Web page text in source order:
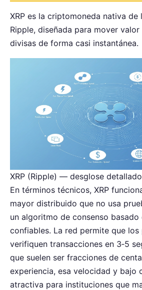
XRP es la criptomoneda nativa de
Ripple, diseñada para mover
divisas de forma casi instantánea.
XRP (Ripple) — desglose detallado
En términos técnicos, XRP
mayor distribuido que no usa
un algoritmo de consenso basado
confiables. La red permite que
verifiquen transacciones en 3‑5
que suelen ser fracciones de
experiencia, esa velocidad y bajo
atractiva para instituciones que